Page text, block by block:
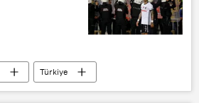
Türkiye
TÜRKİYE